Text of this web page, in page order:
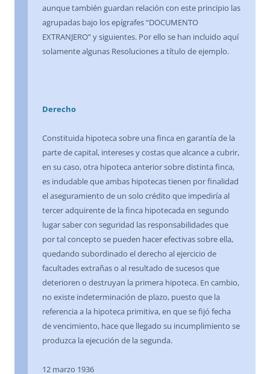
aunque también guardan relación con este principio las
agrupadas bajo los epígrafes “DOCUMENTO
EXTRANJERO” y siguientes. Por ello se han incluido aquí
solamente algunas Resoluciones a título de ejemplo.
Derecho
Constituida hipoteca sobre una finca en garantía de la
parte de capital, intereses y costas que alcance a cubrir,
en su caso, otra hipoteca anterior sobre distinta finca,
es indudable que ambas hipotecas tienen por finalidad
el aseguramiento de un solo crédito que impediría al
tercer adquirente de la finca hipotecada en segundo
lugar saber con seguridad las responsabilidades que
por tal concepto se pueden hacer efectivas sobre ella,
quedando subordinado el derecho al ejercicio de
facultades extrañas o al resultado de sucesos que
deterioren o destruyan la primera hipoteca. En cambio,
no existe indeterminación de plazo, puesto que la
referencia a la hipoteca primitiva, en que se fijó fecha
de vencimiento, hace que llegado su incumplimiento se
produzca la ejecución de la segunda.
12 marzo 1936